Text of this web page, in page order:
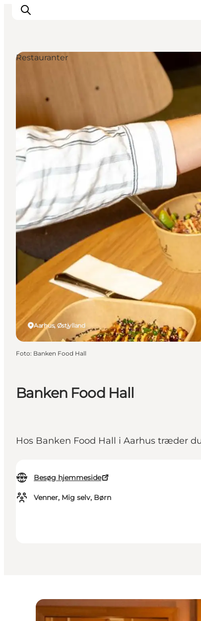
Destinationer
Oplevelser
Overnatning
Planlæg ferien
Banken Food Hall
Hos Banken Food Hall i Aarhus træder
Besøg hjemmeside
Venner, Mig selv, Børn
Aarhus, Østjylland
Restauranter
Foto: Banken Food Hall